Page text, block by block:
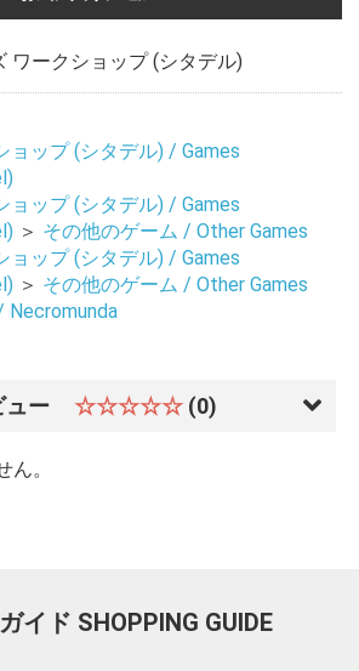
カートへ進む
ワークショップ (シタデル)
ョップ (シタデル) / Games
ョップ (シタデル) / Games
＞ その他のゲーム / Other Games
ョップ (シタデル) / Games
＞ その他のゲーム / Other Games
Necromunda
ュー ☆☆☆☆☆ (0)
。
イド SHOPPING GUIDE